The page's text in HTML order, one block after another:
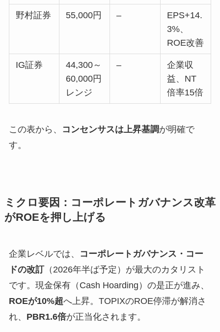
野村証券 55,000円 –
EPS+14.
3%、
ROE改善
IG証券
44,300～
60,000円
レンジ
–
企業収
益、NT
倍率15倍
この表から、 コンセンサスは上昇基調が明確で
す。
ミクロ要因：コーポレートガバナンス改革
がROEを押し上げる
企業レベルでは、
コーポレートガバナンス・コー
ドの改訂（2026年半ば予定）が最大のカタリスト
です。現金保有（Cash Hoarding）の是正が進み、
ROEが10%超へ上昇。TOPIXのROE停滞が解消さ
れ、 PBR1.6倍が正当化されます。